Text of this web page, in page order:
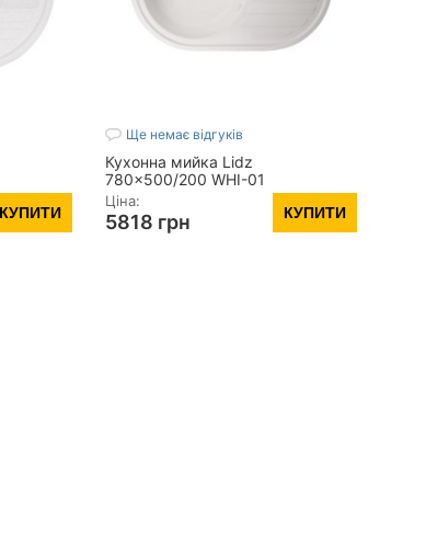
КУПИТИ
Ще немає відгуків
Кухонна мийка Lidz
780x500/200 WHI-01
(LIDZWHI10780500200)
Ціна:
5818 грн КУПИТИ